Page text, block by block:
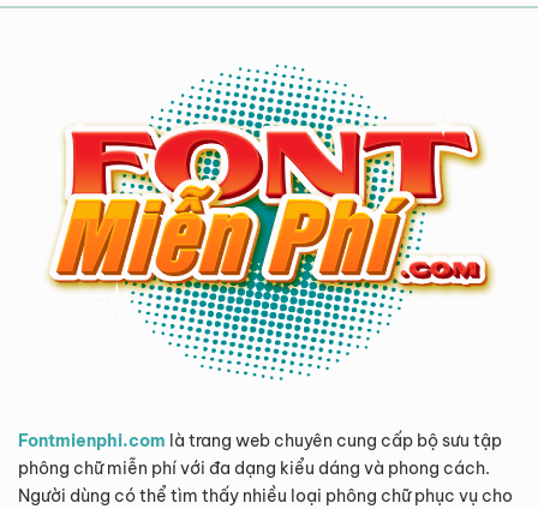
Fontmienphi.com là trang web chuyên cung cấp bộ sưu tập
phông chữ miễn phí với đa dạng kiểu dáng và phong cách.
Người dùng có thể tìm thấy nhiều loại phông chữ phục vụ cho